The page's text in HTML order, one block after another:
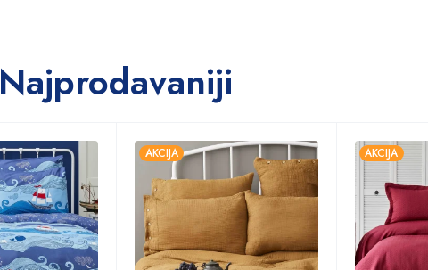
Najprodavaniji
AKCIJA AKCIJA